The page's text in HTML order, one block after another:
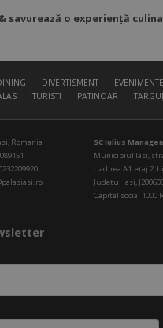
savurează o experiență
DIVERTISMENT EVENIMENTE
TURISTI PATINOAR
Romania
SC Iulius
Municipiul Iasi,
cladirea A1, etaj 2,
Judetul Iasi,
Capital social 1000